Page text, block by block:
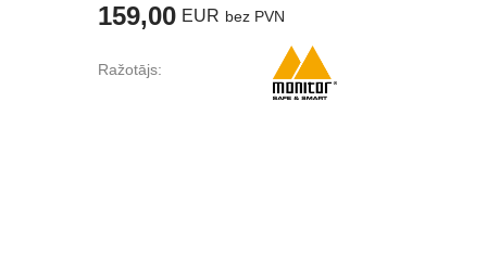
159,00 EUR bez PVN
Ražotājs: